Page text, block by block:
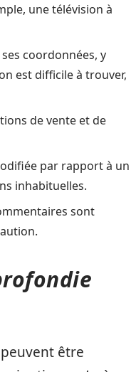
une télévision à
coordonnées, y
est difficile à trouver,
de vente et de
par rapport à un
inhabituelles.
sont
être